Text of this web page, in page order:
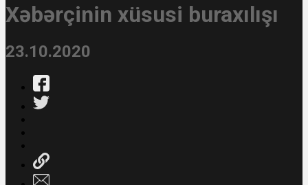
Xəbərçinin xüsusi buraxılışı
23.10.2020